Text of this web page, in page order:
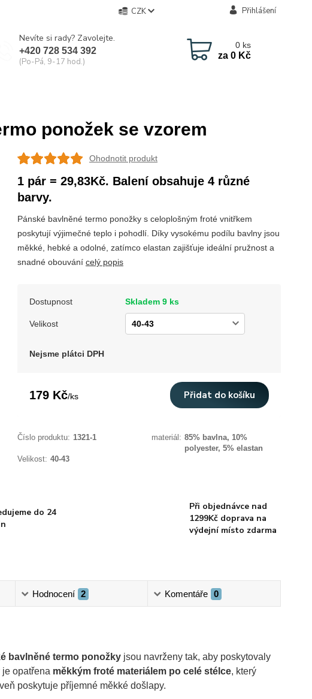
CZK Přihlášení
Nevíte si rady? Zavolejte.
+420 728 534 392
(Po-Pá, 9-17 hod.)
0 ks
za 0 Kč
ponožek se vzorem
Ohodnotit produkt
1 pár = 29,83Kč. Balení obsahuje 4 různé
barvy.
Pánské bavlněné termo ponožky s celoplošným froté vnitřkem
poskytují výjimečné teplo i pohodlí. Díky vysokému podílu bavlny jsou
měkké, hebké a odolné, zatímco elastan zajišťuje ideální pružnost a
snadné obouvání celý popis
Dostupnost Skladem 9 ks
Velikost
Nejsme plátci DPH
179 Kč/ks Přidat do košíku
Číslo produktu: 1321-1 materiál: 85% bavlna, 10%
polyester, 5% elastan
Velikost: 40-43
do 24
Při objednávce nad
1299Kč doprava na
výdejní místo zdarma
Hodnocení 2 Komentáře 0
bavlněné termo ponožkyjsou navrženy tak, aby poskytovaly
opatřena měkkým froté materiálem po celé stélce, který
poskytuje příjemné měkké došlapy.